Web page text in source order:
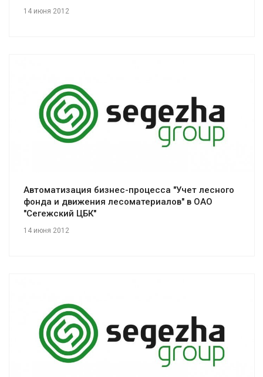
14 июня 2012
Смотреть проект
Автоматизация бизнес-процесса "Учет лесного
фонда и движения лесоматериалов" в ОАО
"Сегежский ЦБК"
14 июня 2012
Смотреть проект